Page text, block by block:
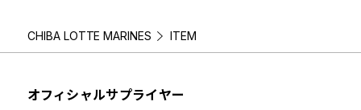
CHIBA LOTTE MARINES ITEM
オフィシャルサプライヤー